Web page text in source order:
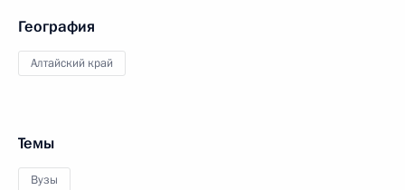
География
Алтайский край
Темы
Вузы